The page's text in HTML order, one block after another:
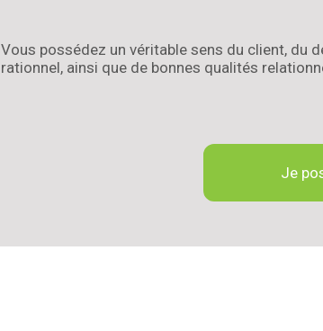
­Vous possédez un véritable sens du client, du
rationnel, ainsi que de bonnes qualités
Je